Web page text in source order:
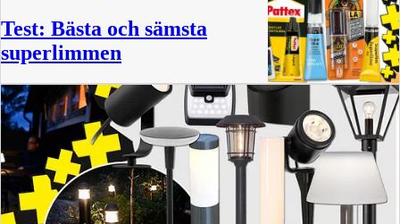
Test: Bästa och sämsta
superlimmen